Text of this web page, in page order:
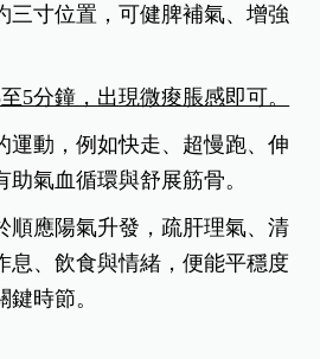
三寸位置，可健脾補氣、增強
5分鐘，出現微痠脹感即可。
運動，例如快走、超慢跑、伸
氣血循環與舒展筋骨。
順應陽氣升發，疏肝理氣、清
息、飲食與情緒，便能平穩度
時節。